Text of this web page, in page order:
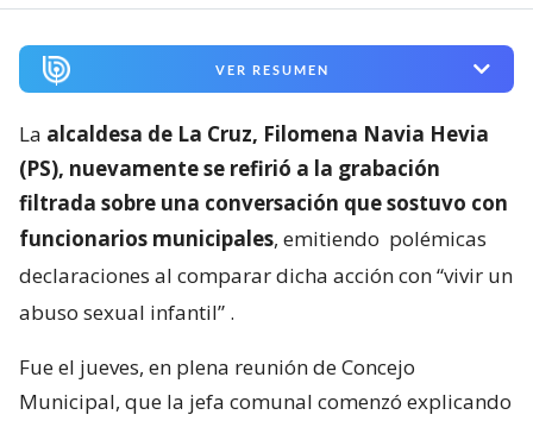
VER RESUMEN
La alcaldesa de La Cruz, Filomena Navia Hevia
(PS), nuevamente se refirió a la grabación
filtrada sobre una conversación que sostuvo con
funcionarios municipales, emitiendo polémicas
declaraciones al comparar dicha acción con “vivir un
abuso sexual infantil” .
Fue el jueves, en plena reunión de Concejo
Municipal, que la jefa comunal comenzó explicando